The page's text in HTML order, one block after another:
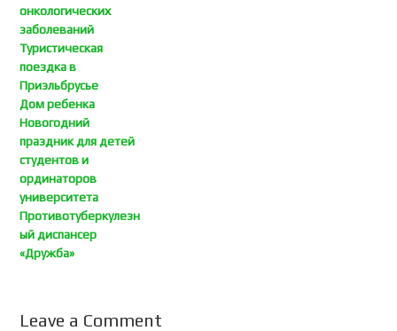
онкологических
заболеваний
Туристическая
поездка в
Приэльбрусье
Дом ребенка
Новогодний
праздник для детей
студентов и
ординаторов
университета
Противотуберкулезн
ый диспансер
«Дружба»
Leave a Comment